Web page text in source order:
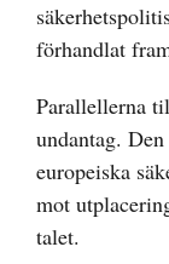
förhandlat
Parallellerna
undantag.
europeiska
mot
talet.